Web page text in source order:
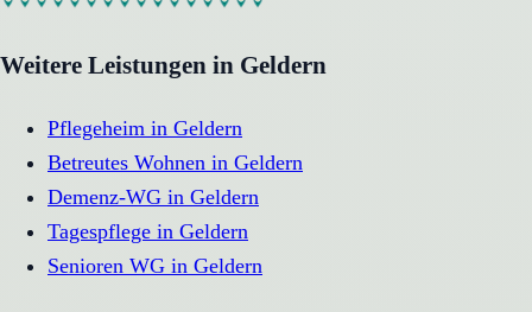
Weitere Leistungen in Geldern
Pflegeheim in Geldern
Betreutes Wohnen in Geldern
Demenz-WG in Geldern
Tagespflege in Geldern
Senioren WG in Geldern